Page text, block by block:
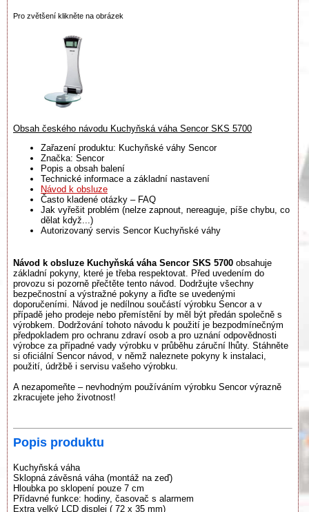
Pro zvětšení klikněte na obrázek
Obsah českého návodu Kuchyňská váha Sencor SKS 5700
Zařazení produktu: Kuchyňské váhy Sencor
Značka: Sencor
Popis a obsah balení
Technické informace a základní nastavení
Návod k obsluze
Často kladené otázky – FAQ
Jak vyřešit problém (nelze zapnout, nereaguje, píše chybu, co
dělat když...)
Autorizovaný servis Sencor Kuchyňské váhy
Návod k obsluze Kuchyňská váha Sencor SKS 5700 obsahuje
základní pokyny, které je třeba respektovat. Před uvedením do
provozu si pozorně přečtěte tento návod. Dodržujte všechny
bezpečnostní a výstražné pokyny a řiďte se uvedenými
doporučeními. Návod je nedílnou součástí výrobku Sencor a v
případě jeho prodeje nebo přemístění by měl být předán společně s
výrobkem. Dodržování tohoto návodu k použití je bezpodmínečným
předpokladem pro ochranu zdraví osob a pro uznání odpovědnosti
výrobce za případné vady výrobku v průběhu záruční lhůty. Stáhněte
si oficiální Sencor návod, v němž naleznete pokyny k instalaci,
použití, údržbě i servisu vašeho výrobku.
A nezapomeňte – nevhodným používáním výrobku Sencor výrazně
zkracujete jeho životnost!
Popis produktu
Kuchyňská váha
Sklopná závěsná váha (montáž na zeď)
Hloubka po sklopení pouze 7 cm
Přídavné funkce: hodiny, časovač s alarmem
Extra velký LCD displej ( 72 x 35 mm)